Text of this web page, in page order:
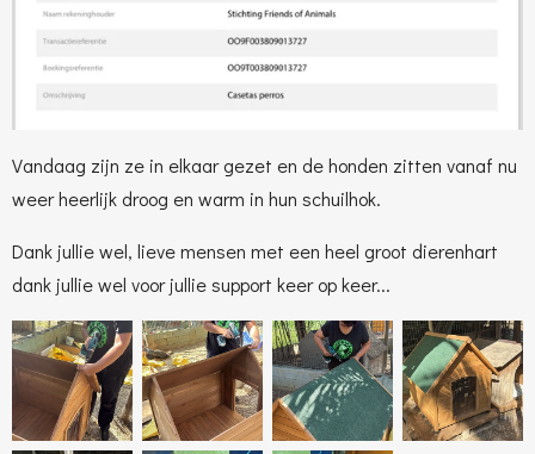
Vandaag zijn ze in elkaar gezet en de honden zitten vanaf nu
weer heerlijk droog en warm in hun schuilhok.
Dank jullie wel, lieve mensen met een heel groot dierenhart
dank jullie wel voor jullie support keer op keer...